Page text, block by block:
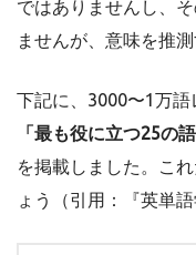
ではありませんし、
ませんが、意味を推
下記に、3000〜1万
「最も役に立つ25の
を掲載しました。こ
ょう（引用：『英単